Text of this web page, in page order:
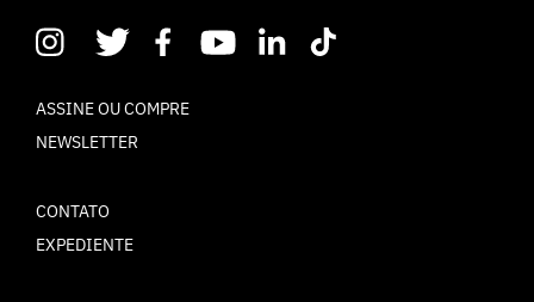
ASSINE OU COMPRE
NEWSLETTER
CONTATO
EXPEDIENTE